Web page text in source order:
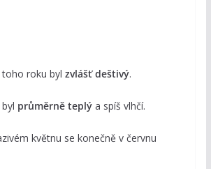
toho roku byl zvlášť deštivý.
průměrně teplý a spíš vlhčí.
květnu se konečně v červnu